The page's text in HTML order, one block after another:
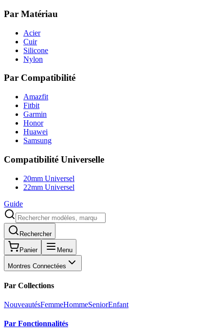
Par Matériau
Acier
Cuir
Silicone
Nylon
Par Compatibilité
Amazfit
Fitbit
Garmin
Honor
Huawei
Samsung
Compatibilité Universelle
20mm Universel
22mm Universel
Guide
Rechercher
Panier Menu
Montres Connectées
Par Collections
NouveautésFemmeHommeSeniorEnfant
Par Fonctionnalités